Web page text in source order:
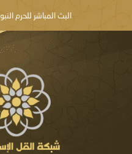
البث المباشر للحرم